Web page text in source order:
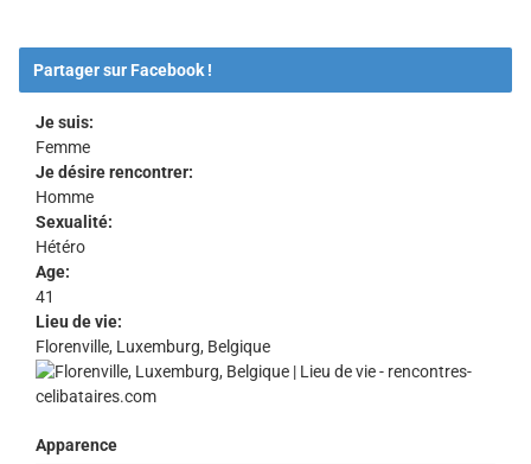
Partager sur Facebook !
Je suis:
Femme
Je désire rencontrer:
Homme
Sexualité:
Hétéro
Age:
41
Lieu de vie:
Florenville, Luxemburg, Belgique
Apparence